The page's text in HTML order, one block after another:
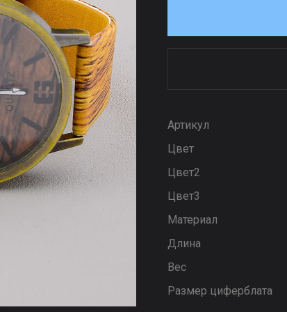
Артикул
Цвет
Цвет2
Цвет3
Материал
Длина
Вес
Размер циферблата